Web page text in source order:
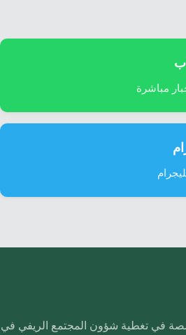
مباشرة
في تغطية شؤون المجتمع الريفي في